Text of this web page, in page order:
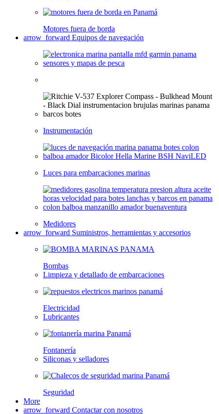
Motores fuera de borda
arrow_forward Equipos de navegación
Instrumentación
Luces para embarcaciones marinas
Medidores
arrow_forward Suministros, herramientas y accesorios
Bombas
Limpieza y detallado de embarcaciones
Electricidad
Lubricantes
Fontanería
Siliconas y selladores
Seguridad
More
arrow_forward Contactar con nosotros